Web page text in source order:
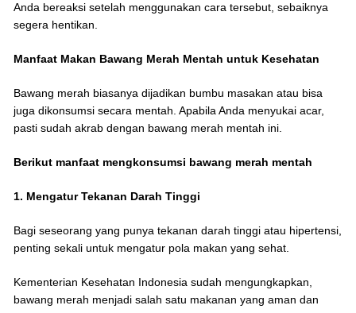
Anda bereaksi setelah menggunakan cara tersebut, sebaiknya
segera hentikan.
Manfaat Makan Bawang Merah Mentah untuk Kesehatan
Bawang merah biasanya dijadikan bumbu masakan atau bisa
juga dikonsumsi secara mentah. Apabila Anda menyukai acar,
pasti sudah akrab dengan bawang merah mentah ini.
Berikut manfaat mengkonsumsi bawang merah mentah
1. Mengatur Tekanan Darah Tinggi
Bagi seseorang yang punya tekanan darah tinggi atau hipertensi,
penting sekali untuk mengatur pola makan yang sehat.
Kementerian Kesehatan Indonesia sudah mengungkapkan,
bawang merah menjadi salah satu makanan yang aman dan